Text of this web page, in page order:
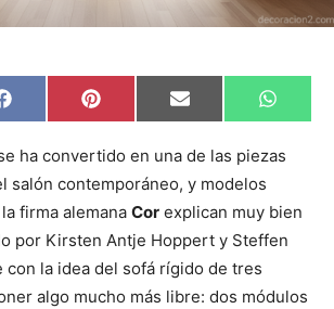
C
o
p
r
i
r
e
n
F
a
e
o
o
k
C
o
p
r
i
r
e
n
P
i
t
r
e
s
t
C
o
p
r
i
r
e
n
E
m
i
C
o
p
t
i
r
e
W
h
t
p
p
ha convertido en una de las piezas
salón contemporáneo, y modelos
firma alemana Cor explican muy bien
por Kirsten Antje Hoppert y Steffen
con la idea del sofá rígido de tres
algo mucho más libre: dos módulos